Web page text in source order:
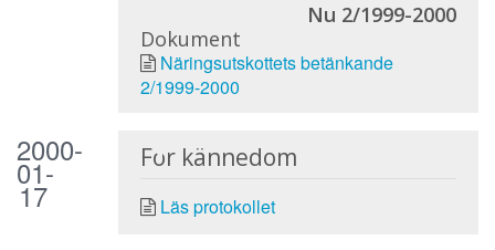
Nu 2/1999-2000
Dokument
Näringsutskottets betänkande
2/1999-2000
2000-
01-
17
För kännedom
Läs protokollet